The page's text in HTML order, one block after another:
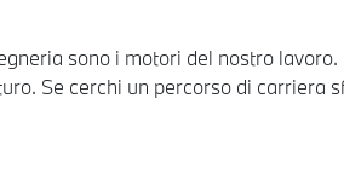
sono i motori del nostro
Se cerchi un percorso di carriera